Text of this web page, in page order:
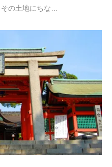
の土地にちな…